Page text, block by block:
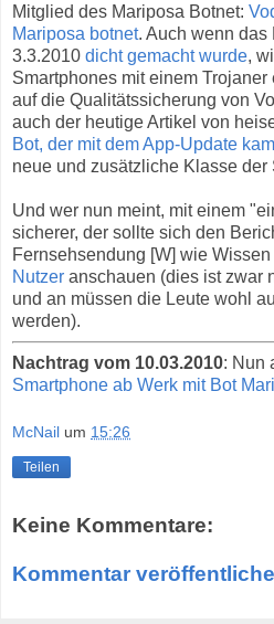
Mitglied des Mariposa Botnet:
Mariposa botnet. Auch wenn das
3.3.2010 dicht gemacht wurde,
Smartphones mit einem
auf die Qualitätssicherung von
auch der heutige Artikel von
Bot, der mit dem App-Update kam
neue und zusätzliche Klasse
Und wer nun meint, mit einem
sicherer, der sollte sich den
Fernsehsendung [W] wie Wissen
Nutzer anschauen (dies ist zwar
und an müssen die Leute wohl
werden).
Nachtrag vom 10.03.2010: Nun
Smartphone ab Werk mit Bot
McNail um 15:26
Teilen
Keine Kommentare:
Kommentar